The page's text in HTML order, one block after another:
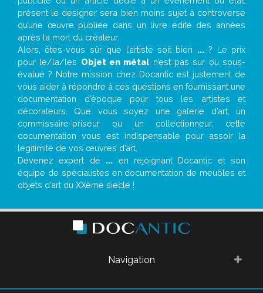
présent le designer sera bien moins sujet à controverse
qu’une œuvre publiée dans un livre édité des années
après la mort du créateur.
Alors, êtes-vous sûr que l’artiste soit bien ...? Le prix
pour le/la/les Objet en métal n’est pas sur ou sous-
évalué ? Notre mission chez Docantic est justement de
vous aider à répondre à ces questions en fournissant une
documentation d’époque pour tous les artistes et
décorateurs. Que vous soyez une galerie d’art, un
commissaire-priseur ou un collectionneur, cette
documentation vous est indispensable pour assoir la
légitimité de vos œuvres d’art.
Devenez expert de ... en rejoignant Docantic et son
équipe de spécialistes en documentation de meubles et
objets d’art du XXème siècle !
Navigation